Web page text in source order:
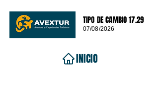
TIPO DE CAMBIO 17.29
07/08/2026
INICIO